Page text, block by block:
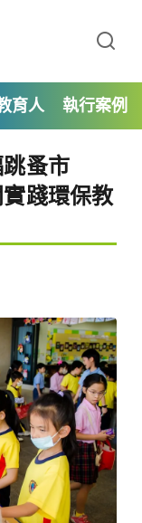
育人 執行案例
蚤市
踐環保教